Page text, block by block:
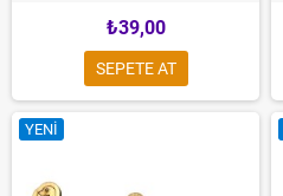
₺39,00
SEPETE AT
YENI